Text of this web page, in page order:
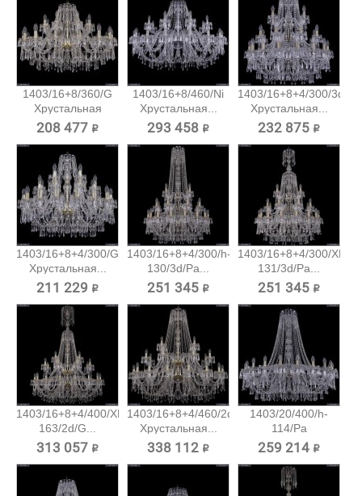
1403/16+8/360/G
Хрустальная
подвесная...
208 477 ₽
1403/16+8/460/Ni
Хрустальная...
293 458 ₽
1403/16+8+4/300/3d/Pa
Хрустальная...
232 875 ₽
1403/16+8+4/300/G
Хрустальная...
211 229 ₽
1403/16+8+4/300/h-
130/3d/Pa...
251 345 ₽
1403/16+8+4/300/XL-
131/3d/Pa...
251 345 ₽
1403/16+8+4/400/XL-
163/2d/G...
313 057 ₽
1403/16+8+4/460/2d/G
Хрустальная...
338 112 ₽
1403/20/400/h-
114/Pa
Хрустальная...
259 214 ₽